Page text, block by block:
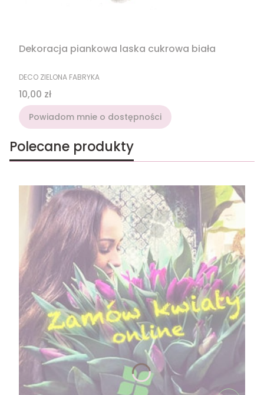
Dekoracja piankowa laska cukrowa biała
PRODUCENT
DECO ZIELONA FABRYKA
Cena
10,00 zł
Powiadom mnie o dostępności
Polecane produkty